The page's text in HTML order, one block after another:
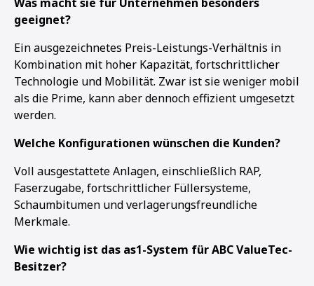
geeignet?
Ein ausgezeichnetes Preis-Leistungs-Verhältnis in
Kombination mit hoher Kapazität, fortschrittlicher
Technologie und Mobilität. Zwar ist sie weniger mobil
als die Prime, kann aber dennoch effizient umgesetzt
werden.
Welche Konfigurationen wünschen die Kunden?
Voll ausgestattete Anlagen, einschließlich RAP,
Faserzugabe, fortschrittlicher Füllersysteme,
Schaumbitumen und verlagerungsfreundliche
Merkmale.
Wie wichtig ist das as1-System für ABC ValueTec-
Besitzer?